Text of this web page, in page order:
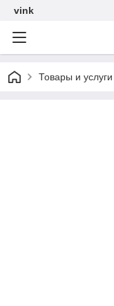
vink
Товары и услуги